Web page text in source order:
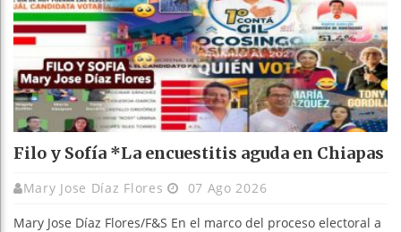
Filo y Sofía *La encuestitis aguda en Chiapas
Mary Jose Díaz Flores 07 Ago 2026
Mary Jose Díaz Flores/F&S En el marco del proceso electoral a